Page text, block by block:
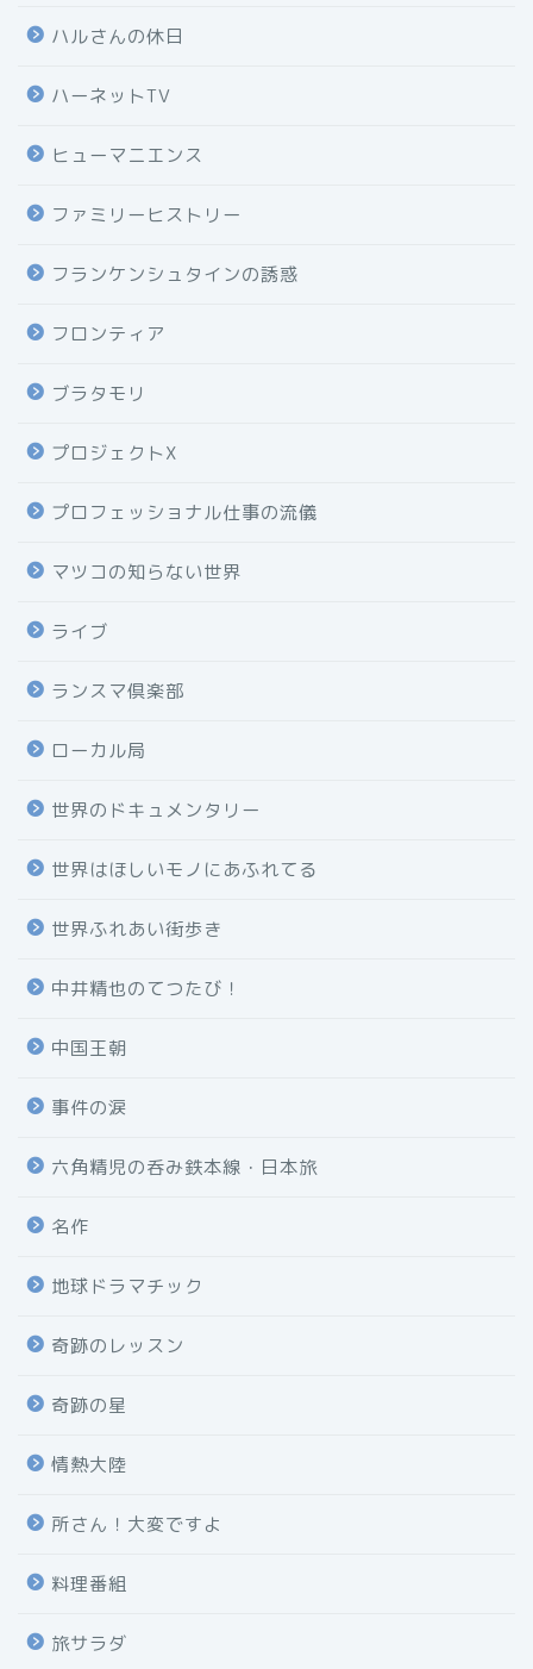
ハルさんの休日
ハーネットTV
ヒューマニエンス
ファミリーヒストリー
フランケンシュタインの誘惑
フロンティア
ブラタモリ
プロジェクトX
プロフェッショナル仕事の流儀
マツコの知らない世界
ライブ
ランスマ倶楽部
ローカル局
世界のドキュメンタリー
世界はほしいモノにあふれてる
世界ふれあい街歩き
中井精也のてつたび！
中国王朝
事件の涙
六角精児の呑み鉄本線・日本旅
名作
地球ドラマチック
奇跡のレッスン
奇跡の星
情熱大陸
所さん！大変ですよ
料理番組
旅サラダ